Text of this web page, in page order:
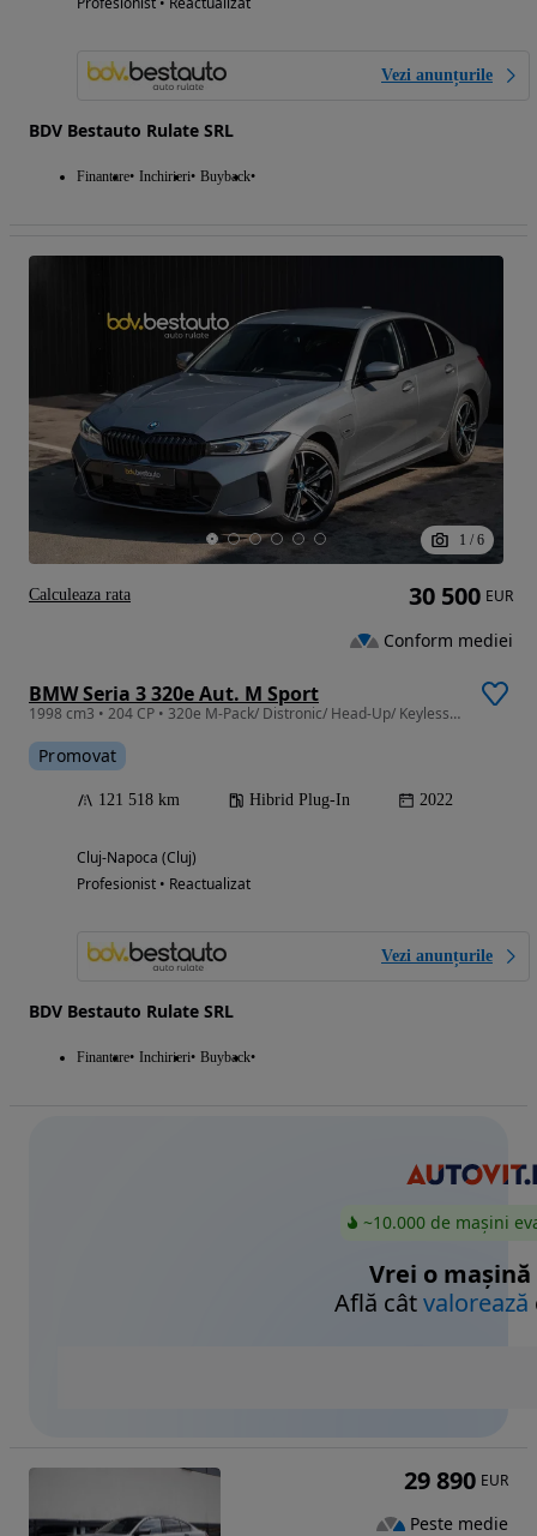
Vezi anunțurile
BDV Bestauto Rulate SRL
Finantare Inchirieri Buyback
1 / 6
BMW Seria 3 320e Aut. M Sport
1998 cm3 • 204 CP • 320e M-Pack/ Distronic/ Head-Up/ Keyless Entry/ Go
Promovat
121 518 km Hibrid Plug-In 2022
Cluj-Napoca (Cluj)
Profesionist • Reactualizat
Vezi anunțurile
BDV Bestauto Rulate SRL
Finantare Inchirieri Buyback
30 500 EUR
Conform mediei
Calculeaza rata
~10.000 de mașini
Vrei o mașină
Află câtvalorează
29 890 EUR
Peste medie